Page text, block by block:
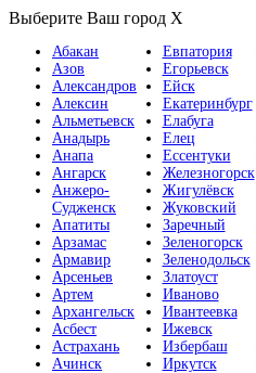
Выберите Ваш город X
Абакан
Азов
Александров
Алексин
Альметьевск
Анадырь
Анапа
Ангарск
Анжеро-
Судженск
Апатиты
Арзамас
Армавир
Арсеньев
Артем
Архангельск
Асбест
Астрахань
Ачинск
Евпатория
Егорьевск
Ейск
Екатеринбург
Елабуга
Елец
Ессентуки
Железногорск
Жигулёвск
Жуковский
Заречный
Зеленогорск
Зеленодольск
Златоуст
Иваново
Ивантеевка
Ижевск
Избербаш
Иркутск